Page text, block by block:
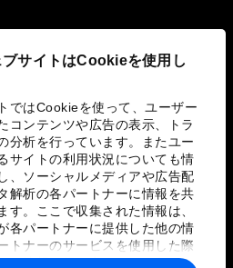
ブサイトはCookieを使用し
ではCookieを使って、ユーザー
コンテンツや広告の表示、トラ
分析を行っています。またユー
サイトの利用状況についても情
、ソーシャルメディアや広告配
解析の各パートナーに情報を共
す。ここで収集された情報は、
各パートナーに提供した他の情
トナーのサービスを使用した際
た情報と組み合わされ、各パー
組み